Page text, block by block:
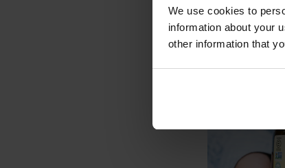
We use cookies to
information about your
other information that
Den
syretransport i
forårsager ikke